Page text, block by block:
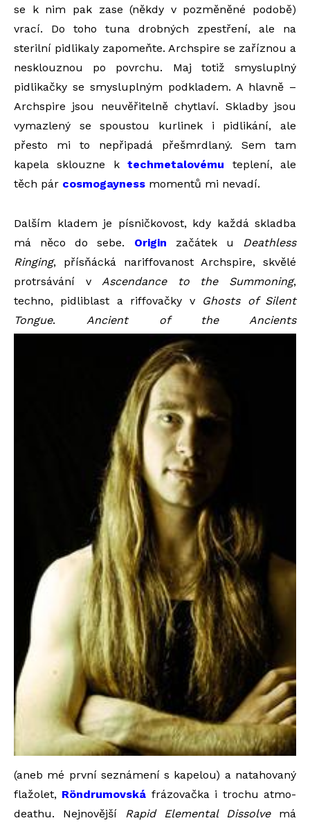
se k nim pak zase (někdy v pozměněné podobě)
vrací. Do toho tuna drobných zpestření, ale na
sterilní pidlikaly zapomeňte. Archspire se zaříznou a
nesklouznou po povrchu. Maj totiž smysluplný
pidlikačky se smysluplným podkladem. A hlavně –
Archspire jsou neuvěřitelně chytlaví. Skladby jsou
vymazlený se spoustou kurlinek i pidlikání, ale
přesto mi to nepřipadá přešmrdlaný. Sem tam
kapela sklouzne ktechmetalovému teplení, ale
těch pár cosmogayness momentů mi nevadí.
Dalším kladem je písničkovost, kdy každá skladba
má něco do sebe. Origin začátek u
Deathless
Ringing, přísňácká nariffovanost Archspire, skvělé
protrsávání v Ascendance to the Summoning,
techno, pidliblast a riffovačky v Ghosts of Silent
Tongue. Ancient of the Ancients
(aneb mé první seznámení s kapelou) a natahovaný
flažolet, Röndrumovská frázovačka i trochu atmo-
deathu. Nejnovější
Rapid Elemental Dissolvemá